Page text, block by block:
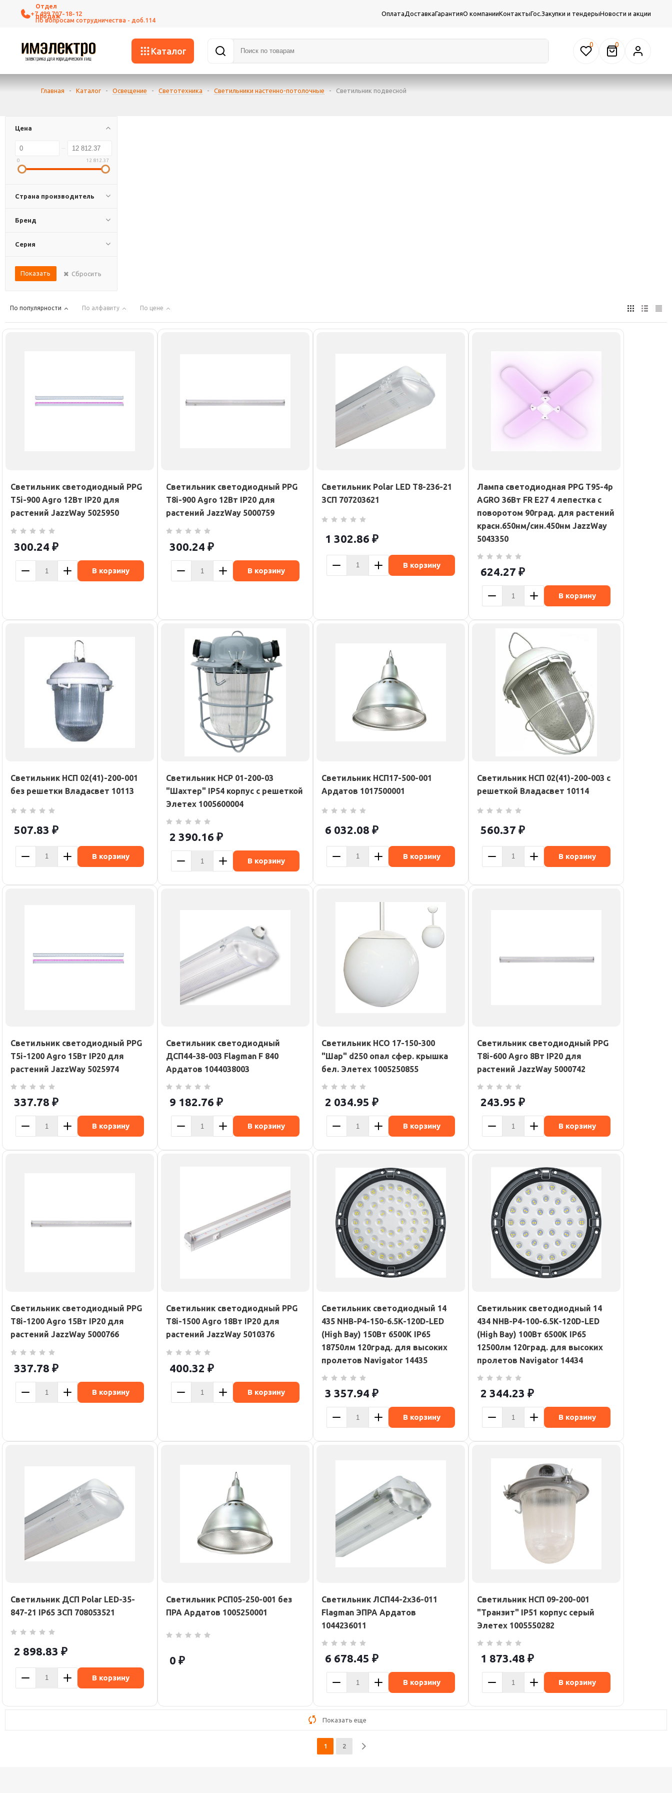
+7 499 707-18-12 ОплатаДоставкаГарантияО компанииКонтактыГос.Закупки и тендерыНовости и акции
Каталог
0
Главная - Каталог - Освещение - Светотехника - Светильники настенно-потолочные - Светильник подвесной
Цена
0 12 812.37
Страна производитель
Бренд
Серия
Показать Сбросить
По популярности По алфавиту По цене
Светильник светодиодный PPG
T5i-900 Agro 12Вт IP20 для
растений JazzWay 5025950
300.24 ₽
В корзину
Светильник светодиодный PPG
T8i-900 Agro 12Вт IP20 для
растений JazzWay 5000759
300.24 ₽
В корзину
Светильник Polar LED Т8-236-21
ЗСП 707203621
1 302.86 ₽
В корзину
Лампа светодиодная PPG T95-4p
AGRO 36Вт FR E27 4 лепестка с
поворотом 90град. для растений
красн.650нм/син.450нм JazzWay
5043350
624.27 ₽
В корзину
Светильник НСП 02(41)-200-001
без решетки Владасвет 10113
507.83 ₽
В корзину
Светильник НСР 01-200-03
"Шахтер" IP54 корпус с решеткой
Элетех 1005600004
2 390.16 ₽
В корзину
Светильник НСП17-500-001
Ардатов 1017500001
6 032.08 ₽
В корзину
Светильник НСП 02(41)-200-003 с
решеткой Владасвет 10114
560.37 ₽
В корзину
Светильник светодиодный PPG
T5i-1200 Agro 15Вт IP20 для
растений JazzWay 5025974
337.78 ₽
В корзину
Светильник светодиодный
ДСП44-38-003 Flagman F 840
Ардатов 1044038003
9 182.76 ₽
В корзину
Светильник НСО 17-150-300
"Шар" d250 опал сфер. крышка
бел. Элетех 1005250855
2 034.95 ₽
В корзину
Светильник светодиодный PPG
T8i-600 Agro 8Вт IP20 для
растений JazzWay 5000742
243.95 ₽
В корзину
Светильник светодиодный PPG
T8i-1200 Agro 15Вт IP20 для
растений JazzWay 5000766
337.78 ₽
В корзину
Светильник светодиодный PPG
T8i-1500 Agro 18Вт IP20 для
растений JazzWay 5010376
400.32 ₽
В корзину
Светильник светодиодный 14
435 NHB-P4-150-6.5K-120D-LED
(High Bay) 150Вт 6500К IP65
18750лм 120град. для высоких
пролетов Navigator 14435
3 357.94 ₽
В корзину
Светильник светодиодный 14
434 NHB-P4-100-6.5K-120D-LED
(High Bay) 100Вт 6500К IP65
12500лм 120град. для высоких
пролетов Navigator 14434
2 344.23 ₽
В корзину
Светильник ДСП Polar LED-35-
847-21 IP65 ЗСП 708053521
2 898.83 ₽
В корзину
Светильник РСП05-250-001 без
ПРА Ардатов 1005250001
0 ₽
Светильник ЛСП44-2х36-011
Flagman ЭПРА Ардатов
1044236011
6 678.45 ₽
В корзину
Светильник НСП 09-200-001
"Транзит" IP51 корпус серый
Элетех 1005550282
1 873.48 ₽
В корзину
Показать еще
1 2